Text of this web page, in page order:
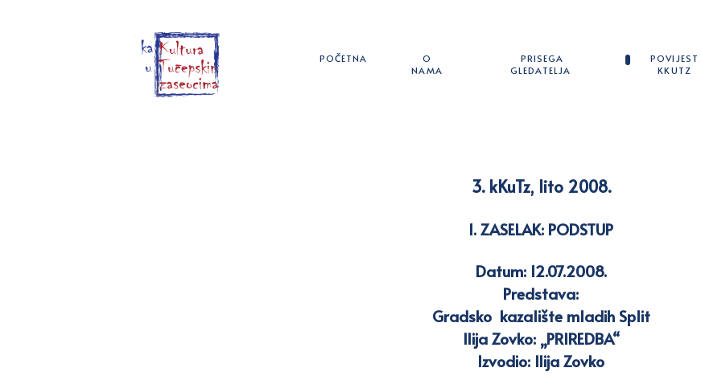
POČETNA
O
NAMA
PRISEGA
GLEDATELJA
POVIJEST
KKUTZ
3. kKuTz, lito 2008.
1. ZASELAK: PODSTUP
Datum: 12.07.2008.
Predstava:
Gradsko kazalište mladih Split
Ilija Zovko: „PRIREDBA“
Izvodio: Ilija Zovko